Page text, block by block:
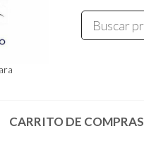
CARRITO DE COMPRAS